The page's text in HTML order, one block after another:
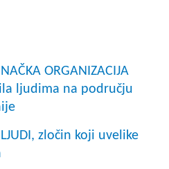
ORGANIZACIJA
ljudima na području
LJUDI, zločin koji uvelike